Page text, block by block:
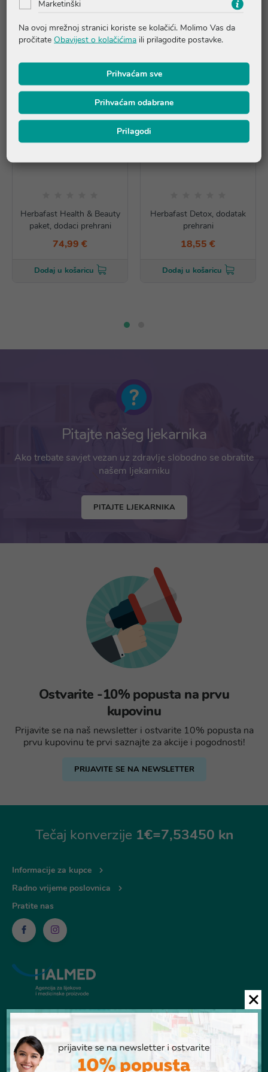
Proizvodi iz iste linije
Herbafast Health & Beauty
paket, dodaci prehrani
74,99 €
Dodaj u košaricu
Herbafast Detox, dodatak
prehrani
18,55 €
Dodaj u košaricu
Pitajte našeg ljekarnika
Ako trebate savjet vezan uz zdravlje slobodno se obratite
našem ljekarniku
PITAJTE LJEKARNIKA
Ostvarite -10% popusta na prvu
kupovinu
Prijavite se na naš newsletter i ostvarite 10% popusta na
prvu kupovinu te prvi saznajte za akcije i pogodnosti!
PRIJAVITE SE NA NEWSLETTER
Tečaj konverzije 1€=7,53450 kn
Informacije za kupce
Radno vrijeme poslovnica
Pratite nas
© Ljekarna Talan 2026
Marketinški
Na ovoj mrežnoj stranici koriste se kolačići. Molimo Vas da
pročitate Obavijest o kolačićima ili prilagodite postavke.
Prihvaćam sve
Prihvaćam odabrane
Prilagodi